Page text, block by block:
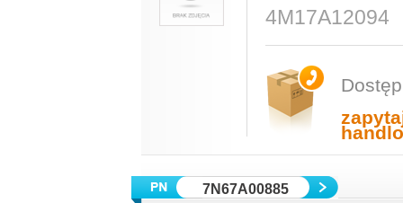
4M17A12094
7N67A00885